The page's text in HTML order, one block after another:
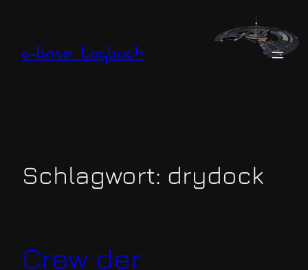
springen
c-base logbuch
Schlagwort: drydock
Crew der